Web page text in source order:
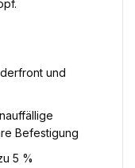
und
Befestigung
5 %